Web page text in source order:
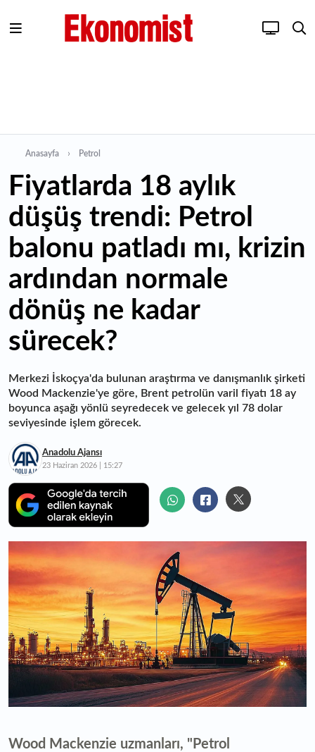
Anasayfa Petrol
Fiyatlarda 18 aylık
düşüş trendi: Petrol
balonu patladı mı, krizin
ardından normale
dönüş ne kadar
sürecek?
Merkezi İskoçya'da bulunan araştırma ve danışmanlık şirketi
Wood Mackenzie'ye göre, Brent petrolün varil fiyatı 18 ay
boyunca aşağı yönlü seyredecek ve gelecek yıl 78 dolar
seviyesinde işlem görecek.
Anadolu Ajansı
23 Haziran 2026 | 15:27
Wood Mackenzie uzmanları, "Petrol